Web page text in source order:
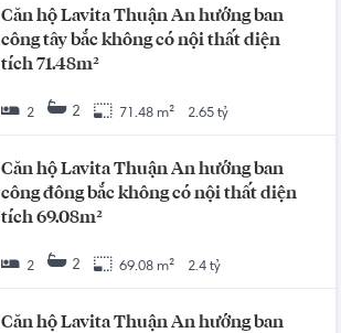
Căn hộ Lavita Thuận An hướng ban
công tây bắc không có nội thất diện
tích 71.48m²
2 2 71.48 m² 2.65 tỷ
Căn hộ Lavita Thuận An hướng ban
công đông bắc không có nội thất diện
tích 69.08m²
2 2 69.08 m² 2.4 tỷ
Căn hộ Lavita Thuận An hướng ban